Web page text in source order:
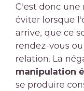
C'est donc
éviter lorsque
arrive, que ce
rendez-vous
relation. La
manipulation
se produire